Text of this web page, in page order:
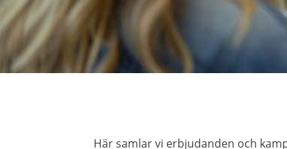
Här samlar vi erbjudanden och